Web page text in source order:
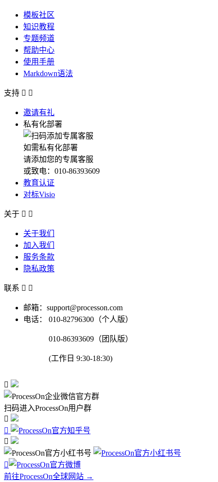
模板社区
知识教程
专题频道
帮助中心
使用手册
Markdown语法
支持  
邀请有礼
私有化部署
如需私有化部署
请添加您的专属客服
或致电：010-86393609
教育认证
对标Visio
关于  
关于我们
加入我们
服务条款
隐私政策
联系  
邮箱：support@processon.com
电话：
010-82796300（个人版）
010-86393609（团队版）
(工作日 9:30-18:30)

扫码进入ProcessOn用户群




前往ProcessOn全球网站 →